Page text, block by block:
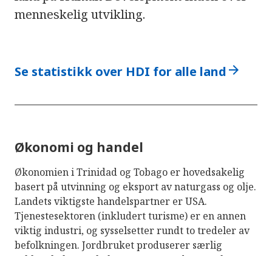
menneskelig utvikling.
Se statistikk over HDI for alle land arrow_forward
Økonomi og handel
Økonomien i Trinidad og Tobago er hovedsakelig
basert på utvinning og eksport av naturgass og olje.
Landets viktigste handelspartner er USA.
Tjenestesektoren (inkludert turisme) er en annen
viktig industri, og sysselsetter rundt to tredeler av
befolkningen. Jordbruket produserer særlig